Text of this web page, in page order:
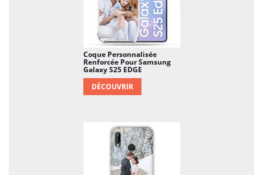
Coque Personnalisée
Renforcée Pour Samsung
Galaxy S25 EDGE
DÉCOUVRIR